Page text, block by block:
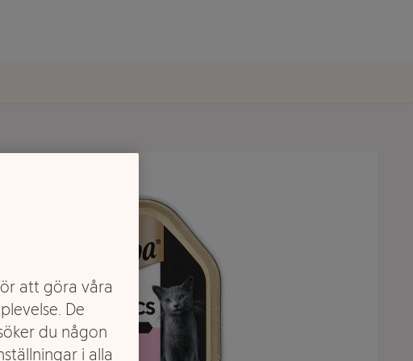
att göra våra
De
du någon
i alla